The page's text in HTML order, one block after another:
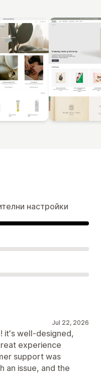
настройки
Jul 22, 2026
it's well-designed,
experience
support was
an issue, and the